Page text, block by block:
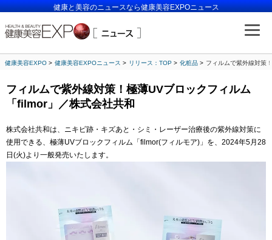
健康と美容のニュースなら健康美容EXPOニュース
健康美容EXPO 健康美容EXPOニュース リリース：TOP 化粧品 フィルムで紫外線対策
フィルムで紫外線対策！極薄UVブロックフィルム
「filmor」／株式会社共和
株式会社共和は、ニキビ跡・キズあと・シミ・レーザー治療後の紫外線対策に
使用できる、極薄UVブロックフィルム「filmor(フィルモア)」を、2024年5月28
日(火)より一般発売いたします。